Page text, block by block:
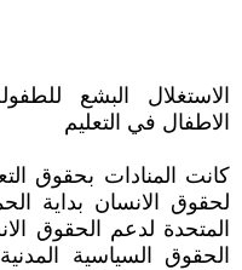
الاستغلال البشع
الاطفال في التعليم
كانت المنادات بحقوق
لحقوق الانسان بداية
المتحدة لدعم الحقوق
الحقوق السياسية